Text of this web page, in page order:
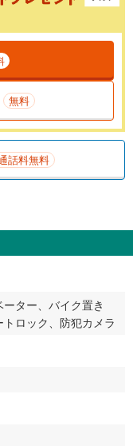
無料
話料無料
ター、バイク置き
ロック、防犯カメラ